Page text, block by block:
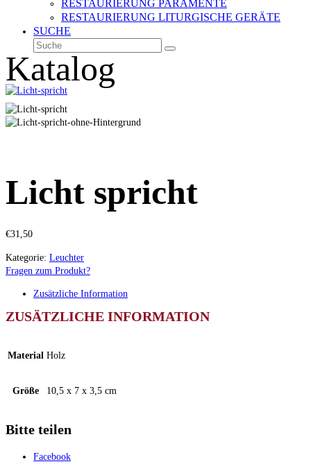
RESTAURIERUNG PARAMENTE
RESTAURIERUNG LITURGISCHE GERÄTE
SUCHE
Suche
Senden
Katalog
Licht spricht
€31,50
Kategorie: Leuchter
Fragen zum Produkt?
Zusätzliche Information
ZUSÄTZLICHE INFORMATION
Material Holz
Größe 10,5 x 7 x 3,5 cm
Bitte teilen
Facebook